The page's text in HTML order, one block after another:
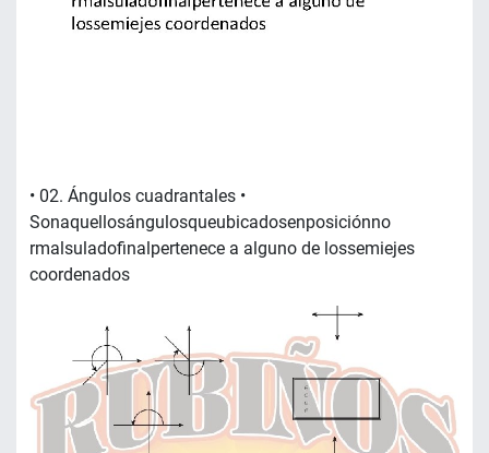
• 02. Ángulos cuadrantales •
Sonaquellosángulosqueubicadosenposiciónno
rmalsuladofinalpertenece a alguno de lossemiejes
coordenados